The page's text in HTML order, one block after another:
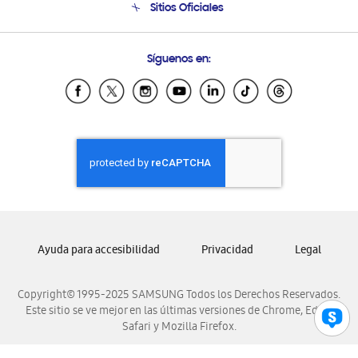
Condiciones de Compra
Soporte vía eMail
Sitios Oficiales
Samsung Ecuador
Samsung El Salvador
Samsung Honduras
Samsung Nicaragua
Samsung Panamá
Samsung Venezuela
Síguenos en:
Copyright© 1995-2025 SAMSUNG Todos los Derechos Reservados.
Este sitio se ve mejor en las últimas versiones de Chrome, Edge,
Safari y Mozilla Firefox.
Ayuda para accesibilidad Privacidad Legal